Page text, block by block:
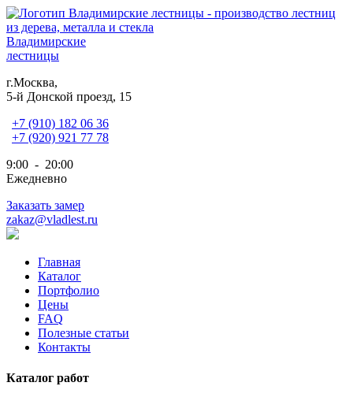
Владимирские
лестницы
г.Москва,
5-й Донской проезд, 15
+7 (910) 182 06 36
+7 (920) 921 77 78
9:00 - 20:00
Ежедневно
Заказать замер
zakaz@vladlest.ru
Главная
Каталог
Портфолио
Цены
FAQ
Полезные статьи
Контакты
Каталог работ